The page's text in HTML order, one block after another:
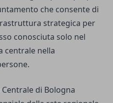
che consente di
strategica per
conosciuta solo nel
centrale nella
Centrale di Bologna